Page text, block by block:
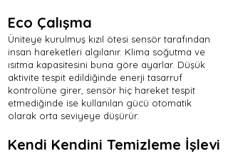
Eco Çalışma
Üniteye kurulmuş kızıl ötesi sensör tarafından
insan hareketleri algılanır. Klima soğutma ve
ısıtma kapasitesini buna göre ayarlar. Düşük
aktivite tespit edildiğinde enerji tasarruf
kontrolüne girer, sensör hiç hareket tespit
etmediğinde ise kullanılan gücü otomatik
olarak orta seviyeye düşürür.
Kendi Kendini Temizleme İşlevi